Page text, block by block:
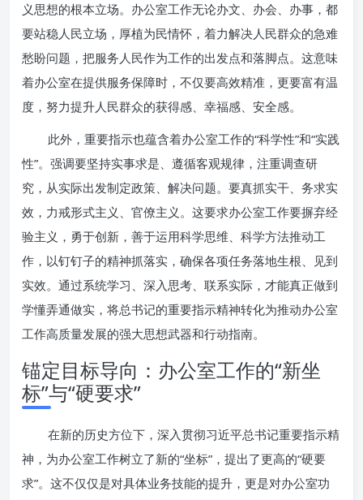
义思想的根本立场。办公室工作无论办文、办会、办事，都
要站稳人民立场，厚植为民情怀，着力解决人民群众的急难
愁盼问题，把服务人民作为工作的出发点和落脚点。这意味
着办公室在提供服务保障时，不仅要高效精准，更要富有温
度，努力提升人民群众的获得感、幸福感、安全感。
此外，重要指示也蕴含着办公室工作的“科学性”和“实践
性”。强调要坚持实事求是、遵循客观规律，注重调查研
究，从实际出发制定政策、解决问题。要真抓实干、务求实
效，力戒形式主义、官僚主义。这要求办公室工作要摒弃经
验主义，勇于创新，善于运用科学思维、科学方法推动工
作，以钉钉子的精神抓落实，确保各项任务落地生根、见到
实效。通过系统学习、深入思考、联系实际，才能真正做到
学懂弄通做实，将总书记的重要指示精神转化为推动办公室
工作高质量发展的强大思想武器和行动指南。
锚定目标导向：办公室工作的“新坐
标”与“硬要求”
在新的历史方位下，深入贯彻习近平总书记重要指示精
神，为办公室工作树立了新的“坐标”，提出了更高的“硬要
求”。这不仅仅是对具体业务技能的提升，更是对办公室功